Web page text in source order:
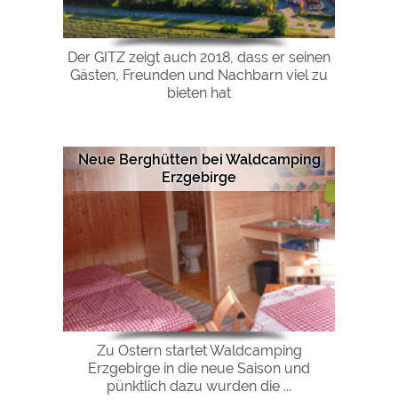
Der GITZ zeigt auch 2018, dass er seinen
Gästen, Freunden und Nachbarn viel zu
bieten hat
Neue Berghütten bei Waldcamping
Erzgebirge
Zu Ostern startet Waldcamping
Erzgebirge in die neue Saison und
pünktlich dazu wurden die ...